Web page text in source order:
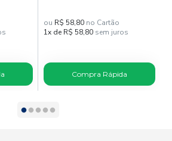
ou R$ 58,80 no Cartão
1x de R$ 58,80 sem juros
Compra Rápida